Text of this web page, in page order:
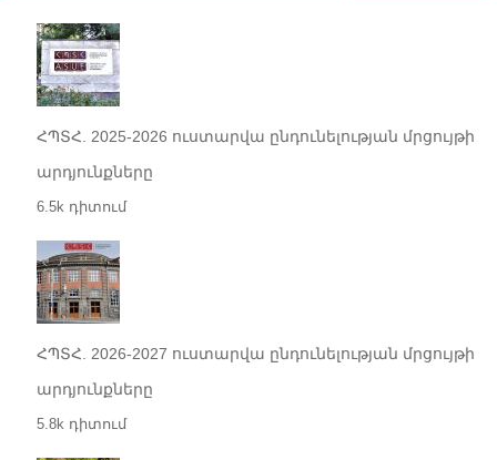
ՀՊՏՀ. 2025-2026 ուստարվա ընդունելության մրցույթի
արդյունքները
6.5k դիտում
ՀՊՏՀ. 2026-2027 ուստարվա ընդունելության մրցույթի
արդյունքները
5.8k դիտում